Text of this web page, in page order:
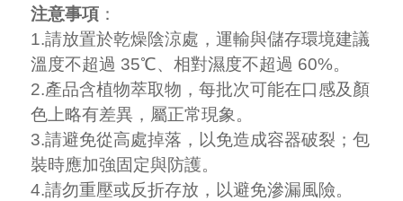
注意事項 ：
1.請放置於乾燥陰涼處，運輸與儲存環境建議
溫度不超過 35℃、相對濕度不超過 60%。
2.產品含植物萃取物，每批次可能在口感及顏
色上略有差異，屬正常現象。
3.請避免從高處掉落，以免造成容器破裂；包
裝時應加強固定與防護。
4.請勿重壓或反折存放，以避免滲漏風險。